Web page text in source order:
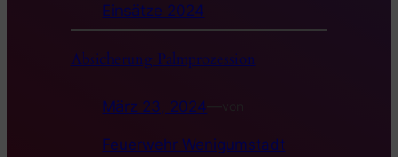
Einsätze 2024
Absicherung Palmprozession
März 23, 2024
Feuerwehr Wenigumstadt